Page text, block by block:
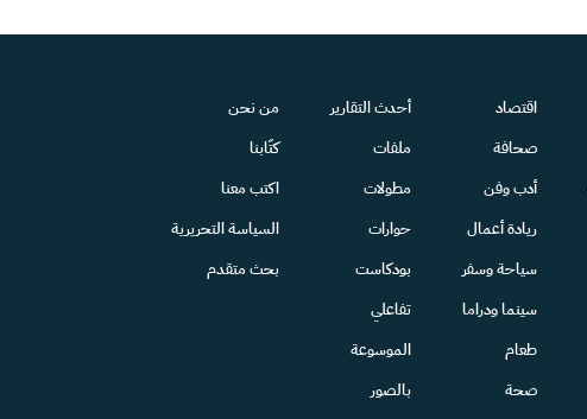
اقتصاد
صحافة
أدب وفن
ريادة أعمال
سياحة وسفر
سينما ودراما
طعام
صحة
أحدث التقارير
ملفات
مطولات
حوارات
بودكاست
تفاعلي
الموسوعة
بالصور
من نحن
كتّابنا
اكتب معنا
السياسة التحريرية
بحث متقدم